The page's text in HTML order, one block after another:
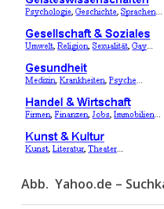
Abb. Yahoo.de –